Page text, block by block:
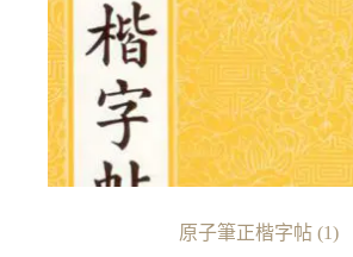
原子筆正楷字帖(1)